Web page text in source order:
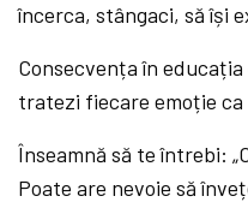
încerca, stângaci, să își
Consecvența în
tratezi fiecare emoție
Înseamnă să te întrebi:
Poate are nevoie să